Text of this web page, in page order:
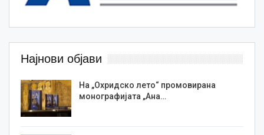
Најнови објави
На „Охридско лето“ промовирана
монографијата „Ана…